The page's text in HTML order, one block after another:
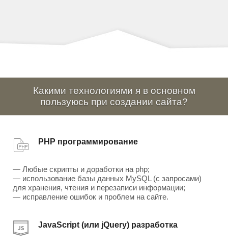
Какими технологиями я в основном
пользуюсь при создании сайта?
PHP программирование
— Любые скрипты и доработки на php;
— использование базы данных MySQL (с запросами)
для хранения, чтения и перезаписи информации;
— исправление ошибок и проблем на сайте.
JavaScript (или jQuery) разработка